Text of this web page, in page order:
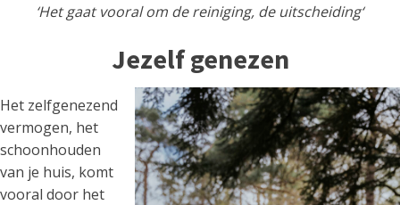
‘Het gaat vooral om de reiniging, de uitscheiding‘
Jezelf genezen
Het zelfgenezend
vermogen, het
schoonhouden
van je huis, komt
vooral door het